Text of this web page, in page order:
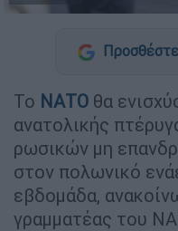
Το ΝΑΤΟ θα
ανατολικής
ρωσικών μη
στον πολωνικό
εβδομάδα,
γραμματέας του